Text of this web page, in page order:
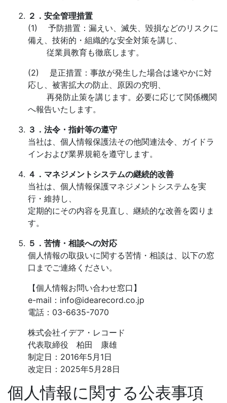
２．安全管理措置
(1) 予防措置：漏えい、滅失、毀損などのリスクに
備え、技術的・組織的な安全対策を講じ、
従業員教育も徹底します。
(2) 是正措置：事故が発生した場合は速やかに対
応し、被害拡大の防止、原因の究明、
再発防止策を講じます。必要に応じて関係機関
へ報告いたします。
３．法令・指針等の遵守
当社は、個人情報保護法その他関連法令、ガイドラ
インおよび業界規範を遵守します。
４．マネジメントシステムの継続的改善
当社は、個人情報保護マネジメントシステムを実
行・維持し、
定期的にその内容を見直し、継続的な改善を図りま
す。
５．苦情・相談への対応
個人情報の取扱いに関する苦情・相談は、以下の窓
口までご連絡ください。
【個人情報お問い合わせ窓口】
e-mail：info@idearecord.co.jp
電話：03-6635-7070
株式会社イデア・レコード
代表取締役 柏田 康雄
制定日：2016年5月1日
改定日：2025年5月28日
個人情報に関する公表事項